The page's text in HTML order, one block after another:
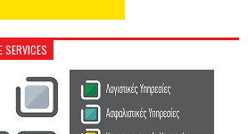
SERVICES